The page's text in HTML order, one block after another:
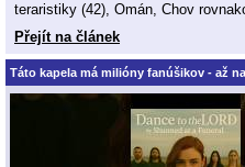
teraristiky (42), Omán, Chov
Přejít na článek
Táto kapela má milióny fanúšikov - až